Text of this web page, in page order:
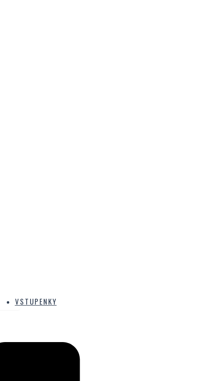
VSTUPENKY